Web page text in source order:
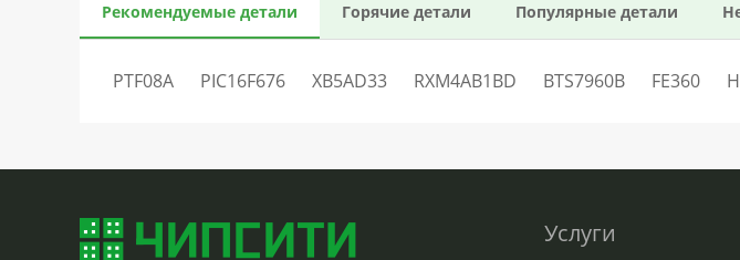
Рекомендуемые детали Горячие детали Популярные детали
PTF08A PIC16F676 XB5AD33 RXM4AB1BD BTS7960B FE360
Услуги